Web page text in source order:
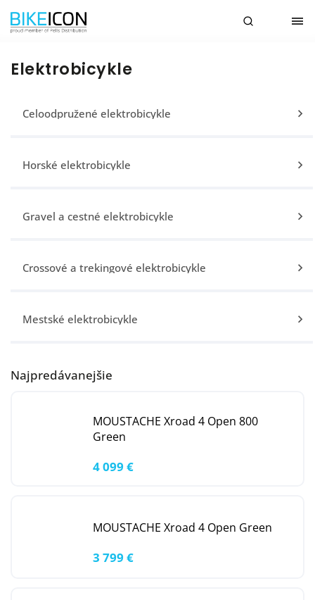
Elektrobicykle
Celoodpružené elektrobicykle
Horské elektrobicykle
Gravel a cestné elektrobicykle
Crossové a trekingové elektrobicykle
Mestské elektrobicykle
Najpredávanejšie
MOUSTACHE Xroad 4 Open 800
Green
4 099 €
MOUSTACHE Xroad 4 Open Green
3 799 €